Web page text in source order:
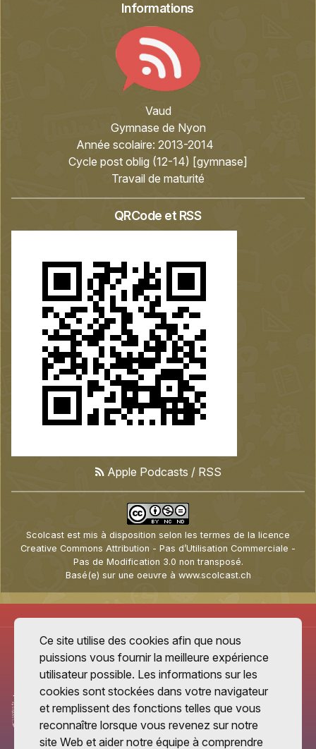
Informations
Vaud
Gymnase de Nyon
Année scolaire: 2013-2014
Cycle post oblig (12-14) [gymnase]
Travail de maturité
QRCode et RSS
Apple Podcasts / RSS
Scolcast est mis à disposition selon les termes de la licence
Creative Commons Attribution - Pas d’Utilisation Commerciale -
Pas de Modification 3.0 non transposé.
Basé(e) sur une oeuvre à www.scolcast.ch
Ce site utilise des cookies afin que nous
puissions vous fournir la meilleure expérience
utilisateur possible. Les informations sur les
cookies sont stockées dans votre navigateur
et remplissent des fonctions telles que vous
reconnaître lorsque vous revenez sur notre
site Web et aider notre équipe à comprendre